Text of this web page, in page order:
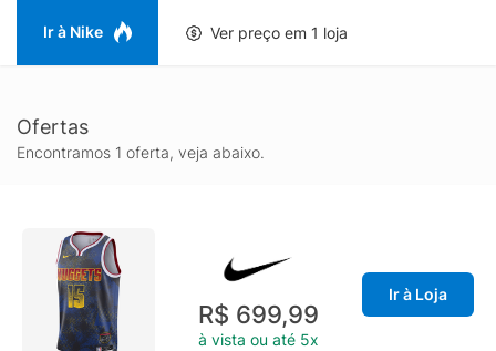
basquete profissional.
Ir à Nike Ver preço em 1 loja
Ofertas
Encontramos 1 oferta, veja abaixo.
R$ 699,99
à vista ou até 5x
Ir à Loja